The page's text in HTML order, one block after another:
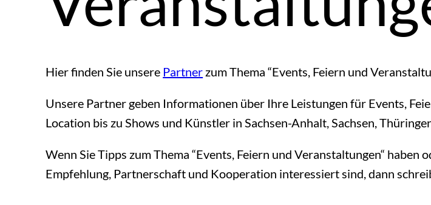
Hier finden Sie unsere Partner zum Thema “Events, Feiern und
Unsere Partner geben Informationen über Ihre Leistungen für Events,
Location bis zu Shows und Künstler in Sachsen-Anhalt, Sachsen,
Wenn Sie Tipps zum Thema “Events, Feiern und Veranstaltungen“ haben
Empfehlung, Partnerschaft und Kooperation interessiert sind, dann